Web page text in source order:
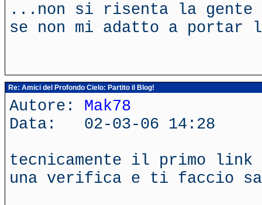
...non si risenta la gente
se non mi adatto a portar
Re: Amici del Profondo Cielo: Partito il Blog!
Autore: Mak78
Data: 02-03-06 14:28
tecnicamente il primo
una verifica e ti faccio